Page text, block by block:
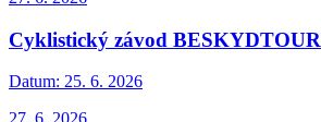
Cyklistický závod BESKYDTOUR
Datum: 25. 6. 2026